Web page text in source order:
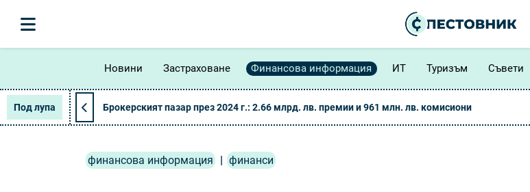
Новини Застраховане Финансова информация ИТ Туризъм Съвети
Под лупа Брокерският пазар през 2024 г.: 2.66 млрд. лв. премии и 961 млн. лв. комисиони
финансова информация | финанси